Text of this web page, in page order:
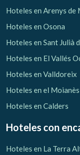
Hoteles en Arenys de
Hoteles en Osona
Hoteles en Sant Julià
Hoteles en El Vallés
Hoteles en Valldoreix
Hoteles en el Moianès
Hoteles en Calders
Hoteles con
Hoteles en La Terra